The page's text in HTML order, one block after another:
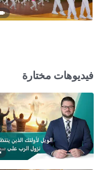
فيديوهات مختارة